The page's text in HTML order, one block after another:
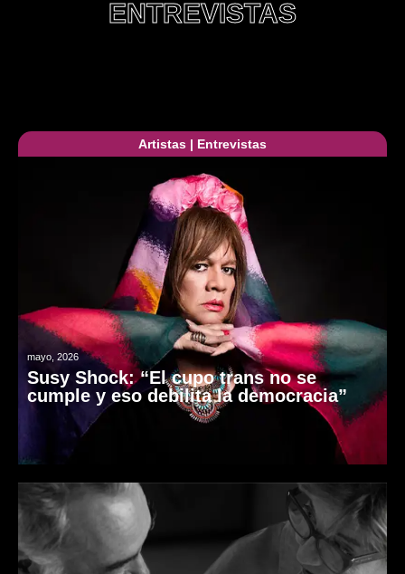
ENTREVISTAS
Artistas | Entrevistas
mayo, 2026
Susy Shock: “El cupo trans no se
cumple y eso debilita la democracia”